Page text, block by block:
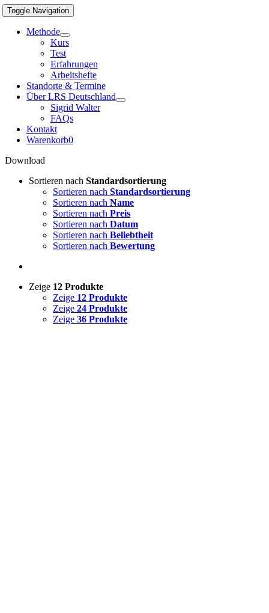
Toggle Navigation
Methode
Kurs
Test
Erfahrungen
Arbeitshefte
Standorte & Termine
Über LRS Deutschland
Sigrid Walter
FAQs
Kontakt
Warenkorb0
Download
Sortieren nach Standardsortierung
Sortieren nach Standardsortierung
Sortieren nach Name
Sortieren nach Preis
Sortieren nach Datum
Sortieren nach Beliebtheit
Sortieren nach Bewertung
Zeige 12 Produkte
Zeige 12 Produkte
Zeige 24 Produkte
Zeige 36 Produkte